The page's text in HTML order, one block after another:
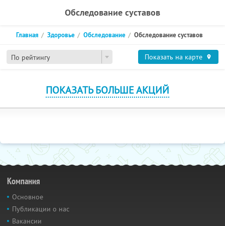
Обследование суставов
По рейтингу
Главная Здоровье Обследование Обследование суставов
Показать на карте
ПОКАЗАТЬ БОЛЬШЕ АКЦИЙ
Компания
Основное
Публикации о нас
Вакансии